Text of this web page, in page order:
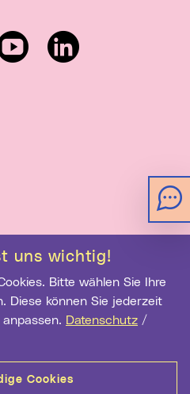
uns wichtig!
Diese können Sie jederzeit
Datenschutz /
Cookies
LinkedIn